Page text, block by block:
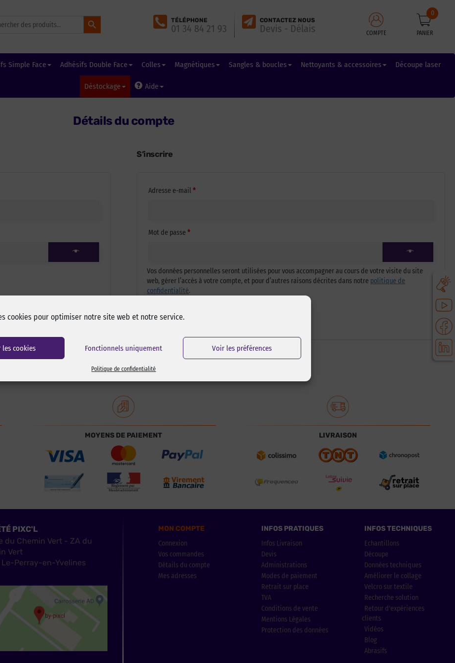
cookies pour optimiser notre site web et notre service.
les cookies Fonctionnels uniquement Voir les préférences
Politique de confidentialité
Search Button
TÉLÉPHONE
01 34 84 21 93
CONTACTEZ NOUS
Devis - Délais COMPTE PANIER
0
Simple Face Adhésifs Double Face Colles Magnétiques Sangles & boucles Nettoyants & accessoires Découpe laser
Déstockage Aide
Détails du compte
S’inscrire
Adresse e-mail*Obligatoire
Mot de passe*Obligatoire
Vos données personnelles seront utilisées pour vous accompagner au cours de votre visite du site
web, gérer l’accès à votre compte, et pour d’autres raisons décrites dans notre politique de
confidentialité.
S’inscrire
MOYENS DE PAIEMENT LIVRAISON
PIXC'L
du Chemin Vert - ZA du
Vert
Le-Perray-en-Yvelines
MON COMPTE
Connexion
Vos commandes
Détails du compte
Mes adresses
INFOS PRATIQUES
Infos Livraison
Devis
Administrations
Modes de paiement
Retrait sur place
TVA
Conditions de vente
Mentions Légales
Protection des données
INFOS TECHNIQUES
Echantillons
Découpe
Données techniques
Améliorer le collage
Velcro sur textile
Recherche solution
Retour d'expériences
clients
Vidéos
Blog
Abrasifs